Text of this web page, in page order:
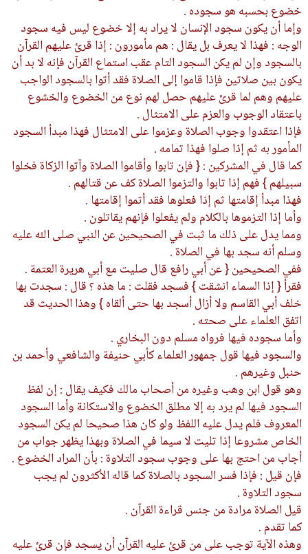
خضوع بحسبه هو سجوده .
وإما أن يكون سجود الإنسان لا يراد به إلا خضوع ليس فيه سجود
الوجه : فهذا لا يعرف بل يقال : هم مأمورون : إذا قرئ عليهم القرآن
بالسجود وإن لم يكن السجود التام عقب استماع القرآن فإنه لا بد أن
يكون بين صلاتين فإذا قاموا إلى الصلاة فقد أتوا بالسجود الواجب
عليهم وهم لما قرئ عليهم حصل لهم نوع من الخضوع والخشوع
باعتقاد الوجوب والعزم على الامتثال .
فإذا اعتقدوا وجوب الصلاة وعزموا على الامتثال فهذا مبدأ السجود
المأمور به ثم إذا صلوا فهذا تمامه .
كما قال في المشركين : { فإن تابوا وأقاموا الصلاة وآتوا الزكاة فخلوا
سبيلهم } فهم إذا تابوا والتزموا الصلاة كف عن قتالهم .
فهذا مبدأ إقامتها ثم إذا فعلوها فقد أتموا إقامتها .
وأما إذا التزموها بالكلام ولم يفعلوا فإنهم يقاتلون .
ومما يدل على ذلك ما ثبت في الصحيحين عن النبي صلى الله عليه
وسلم أنه سجد بها في الصلاة .
ففي الصحيحين { عن أبي رافع قال صليت مع أبي هريرة العتمة .
فقرأ { إذا السماء انشقت } فسجد فقلت : ما هذه ؟ قال : سجدت بها
خلف أبي القاسم ولا أزال أسجد بها حتى ألقاه } وهذا الحديث قد
اتفق العلماء على صحته .
وأما سجوده فيها فرواه مسلم دون البخاري .
والسجود فيها قول جمهور العلماء كأبي حنيفة والشافعي وأحمد بن
حنبل وغيرهم .
وهو قول ابن وهب وغيره من أصحاب مالك فكيف يقال : إن لفظ
السجود فيها لم يرد به إلا مطلق الخضوع والاستكانة وأما السجود
المعروف فلم يدل عليه اللفظ ولو كان هذا صحيحا لم يكن السجود
الخاص مشروعا إذا تليت لا سيما في الصلاة وبهذا يظهر جواب من
أجاب من احتج بها على وجوب سجود التلاوة : بأن المراد الخضوع .
فإن قيل : فإذا فسر السجود بالصلاة كما قاله الأكثرون لم يجب
سجود التلاوة .
قيل الصلاة مرادة من جنس قراءة القرآن .
كما تقدم .
وهذه الآية توجب على من قرئ عليه القرآن أن يسجد فإن قرئ عليه